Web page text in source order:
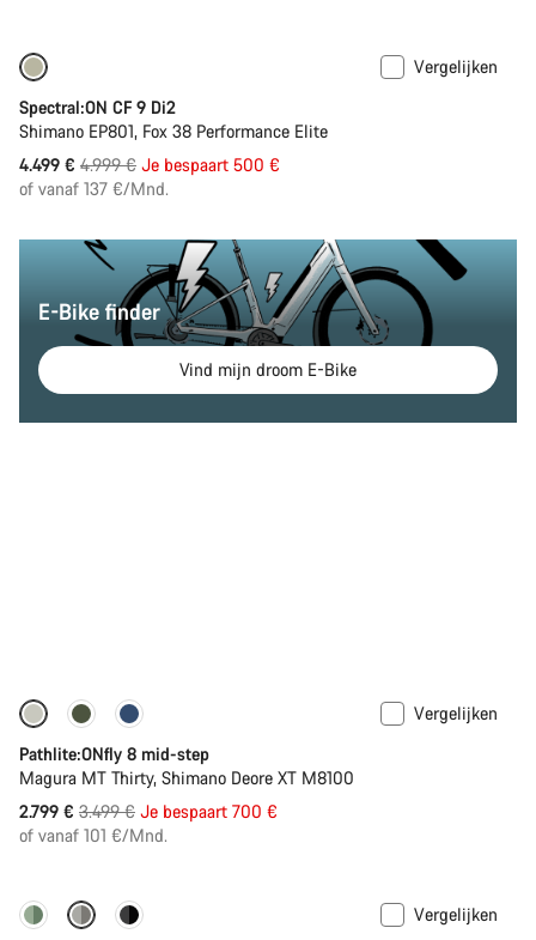
Vergelijken
Spectral:ON CF 9 Di2
Shimano EP801, Fox 38 Performance Elite
4.499 € Originele
Prijs
4.999 € Je bespaart 500 €
of vanaf 137 €/Mnd.
E-Bike finder
Vind mijn droom E-Bike
-20%
Vergelijken
Pathlite:ONfly 8 mid-step
Magura MT Thirty, Shimano Deore XT M8100
2.799 € Originele
Prijs
3.499 € Je bespaart 700 €
of vanaf 101 €/Mnd.
Performance Line
Vergelijken